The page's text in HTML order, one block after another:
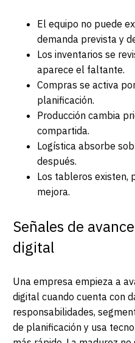
El equipo no puede
demanda prevista y
Los inventarios se
aparece el faltante.
Compras se activa
planificación.
Producción cambia
compartida.
Logística absorbe
después.
Los tableros existen,
mejora.
Señales de
digital
Una empresa empieza a
digital cuando cuenta con
responsabilidades,
de planificación y usa